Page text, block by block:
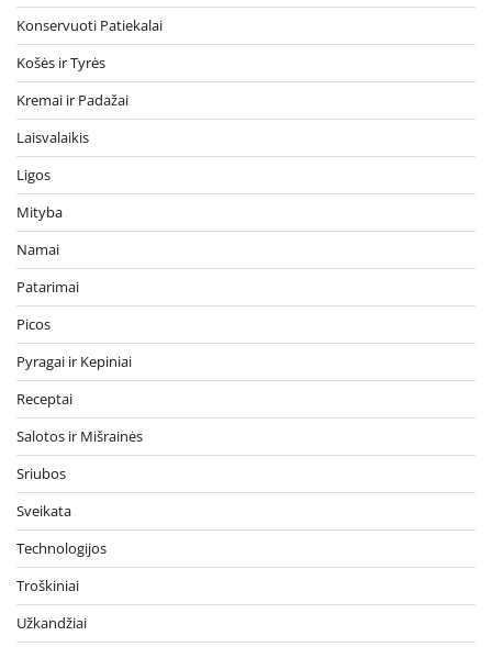
Konservuoti Patiekalai
Košės ir Tyrės
Kremai ir Padažai
Laisvalaikis
Ligos
Mityba
Namai
Patarimai
Picos
Pyragai ir Kepiniai
Receptai
Salotos ir Mišrainės
Sriubos
Sveikata
Technologijos
Troškiniai
Užkandžiai